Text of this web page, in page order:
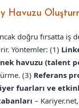
Havuzu
doğru fırsatta
Yöntemler: (1)
havuzu (talent
(3) Referans
fuarları ve
–